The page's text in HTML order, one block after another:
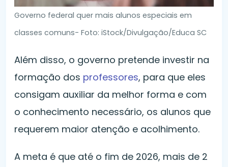
Governo federal quer mais alunos especiais em
classes comuns- Foto: iStock/Divulgação/Educa SC
Além disso, o governo pretende investir na
formação dos professores, para que eles
consigam auxiliar da melhor forma e com
o conhecimento necessário, os alunos que
requerem maior atenção e acolhimento.
A meta é que até o fim de 2026, mais de 2